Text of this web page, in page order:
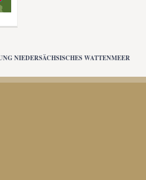
NIEDERSÄCHSISCHES WATTENMEER